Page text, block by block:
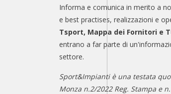
Informa e comunica in merito a
e best practises, realizzazioni e
Tsport, Mappa dei Fornitori e
entrano a far parte di
settore.
Sport&Impianti è una testata
Monza n.2/2022 Reg. Stampa e